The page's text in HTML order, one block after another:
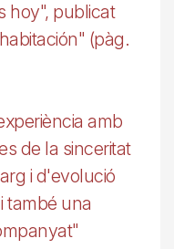
hoy", publicat
(pàg.
amb
de la sinceritat
i d'evolució
també una